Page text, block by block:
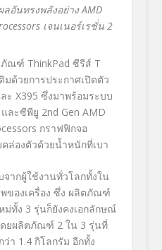
อันทรงพลังอย่างAMD
เจนเนอร์เรชั่น 2
ภัณฑ์ ThinkPad ซีรีส์ T
มด้วยการประกาศเปิดตัว
ะ X395 ซึ่งมาพร้อมระบบ
และซีพียู 2nd Gen AMD
กราฟฟิกจอ
ล่องตัวด้วยน้ำหนักที่เบา
จากผู้ใช้งานทั่วโลกทั้งใน
ของเครื่อง ซึ่ง ผลิตภัณฑ์
ม่ทั้ง 3 รุ่นก็ยังคงเอกลักษณ์
ยผลิตภัณฑ์ 2 ใน 3 รุ่นที่
า 1.4 กิโลกรัม อีกทั้ง